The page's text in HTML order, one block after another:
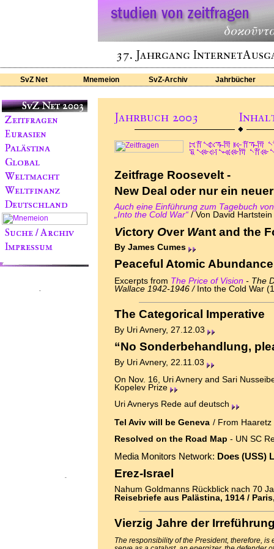
SvZ Net Mnemeion SvZ-Archiv Jahrbücher
Zeitfrage Roosevelt -
New Deal oder nur ein
Auch eine Einführung zum Tagebuch
„Into the Cold War“ / Von David Hartstein
VictoryOverWant and the
By James Cumes
Peaceful Atomic Abundance
Excerpts from The Price of Vision - The
Wallace 1942-1946 / Into the Cold War
The Categorical Imperative
By Uri Avnery, 27.12.03
“No Sonderbehandlung,
By Uri Avnery, 22.11.03
On Nov. 16, Uri Avnery and Sari
Kopelev Prize
Uri Avnerys Rede auf deutsch
Tel Aviv will be Geneva / From Haaretz
Resolved on the Road Map - UN SC
Media Monitors Network: Does (USS)
Erez-Israel
Nahum Goldmanns Rückblick nach 70
Reisebriefe aus Palästina, 1914 /
Vierzig Jahre der
The responsibility of the President, therefore, is